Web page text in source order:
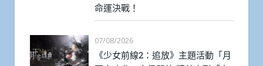
命運決戰！
07/08/2026
《少女前線2：追放》主題活動「月